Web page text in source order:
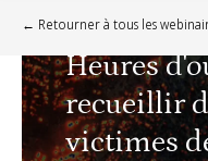
← Retourner à tous les
🗓️Jan 16, 2025
Heures
recueillir
victimes